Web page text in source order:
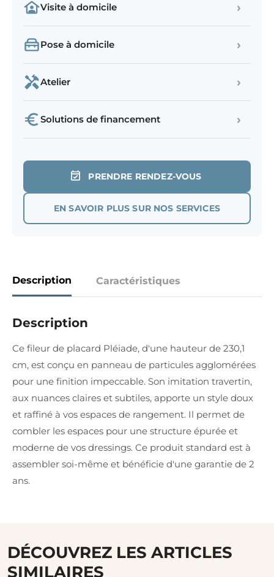
Visite à domicile ›
Pose à domicile ›
Atelier ›
Solutions de financement ›
PRENDRE RENDEZ-VOUS
EN SAVOIR PLUS SUR NOS SERVICES
Description Caractéristiques
Description
Ce fileur de placard Pléiade, d'une hauteur de 230,1
cm, est conçu en panneau de particules agglomérées
pour une finition impeccable. Son imitation travertin,
aux nuances claires et subtiles, apporte un style doux
et raffiné à vos espaces de rangement. Il permet de
combler les espaces pour une structure épurée et
moderne de vos dressings. Ce produit standard est à
assembler soi-même et bénéficie d'une garantie de 2
ans.
DÉCOUVREZ LES ARTICLES
SIMILAIRES